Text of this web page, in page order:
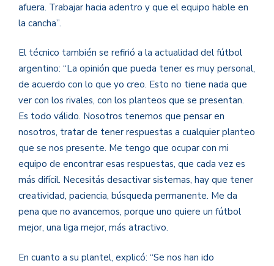
afuera. Trabajar hacia adentro y que el equipo hable en
la cancha”.
El técnico también se refirió a la actualidad del fútbol
argentino: “La opinión que pueda tener es muy personal,
de acuerdo con lo que yo creo. Esto no tiene nada que
ver con los rivales, con los planteos que se presentan.
Es todo válido. Nosotros tenemos que pensar en
nosotros, tratar de tener respuestas a cualquier planteo
que se nos presente. Me tengo que ocupar con mi
equipo de encontrar esas respuestas, que cada vez es
más difícil. Necesitás desactivar sistemas, hay que tener
creatividad, paciencia, búsqueda permanente. Me da
pena que no avancemos, porque uno quiere un fútbol
mejor, una liga mejor, más atractivo.
En cuanto a su plantel, explicó: “Se nos han ido